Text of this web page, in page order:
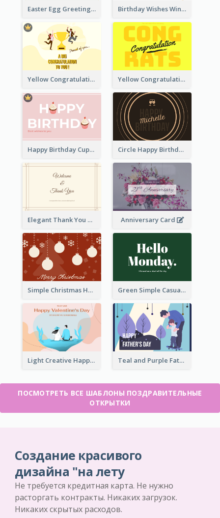
Easter Egg Greeting Card Birthday Wishes Wine Card
Yellow Congratulation Greeting Card Yellow Congratulations Greeting Card
Happy Birthday Cupcake Card Circle Happy Birthday Greeting Card
Elegant Thank You Note Greeting Card Anniversary Card
Simple Christmas Holiday Greeting Card Green Simple Casual Greeting Card
Light Creative Happy Valentine's Day Greeting Card Teal and Purple Father's Day Celebration Card
ПОСМОТРЕТЬ ВСЕ ШАБЛОНЫ ПОЗДРАВИТЕЛЬНЫЕ
ОТКРЫТКИ
Создание красивого
дизайна "на лету
Не требуется кредитная карта. Не нужно
расторгать контракты. Никаких загрузок.
Никаких скрытых расходов.